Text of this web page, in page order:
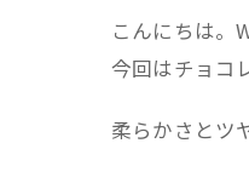
こんにちは。
今回はチョコ
柔らかさとツ